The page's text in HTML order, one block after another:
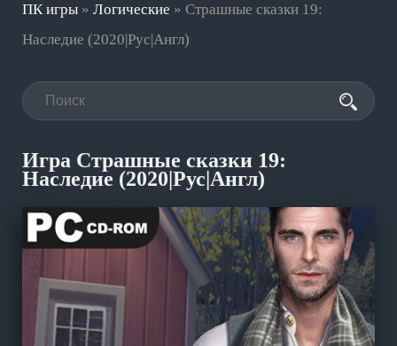
ПК игры » Логические » Страшные сказки 19:
Наследие (2020|Рус|Англ)
Игра Страшные сказки 19:
Наследие (2020|Рус|Англ)